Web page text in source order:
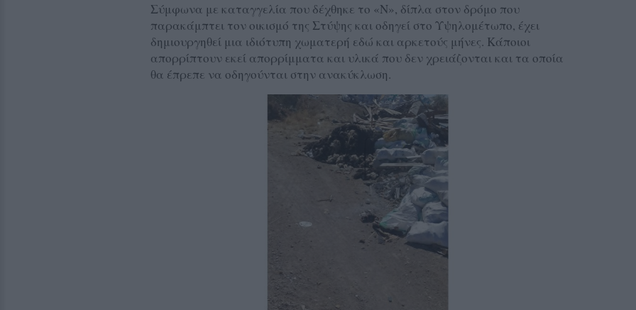
Σύμφωνα με καταγγελία που δέχθηκε το «Ν», δίπλα στον δρόμο που
παρακάμπτει τον οικισμό της Στύψης και οδηγεί στο Υψηλομέτωπο, έχει
δημιουργηθεί μια ιδιότυπη χωματερή εδώ και αρκετούς μήνες. Κάποιοι
απορρίπτουν εκεί απορρίμματα και υλικά που δεν χρειάζονται και τα οποία
θα έπρεπε να οδηγούνται στην ανακύκλωση.